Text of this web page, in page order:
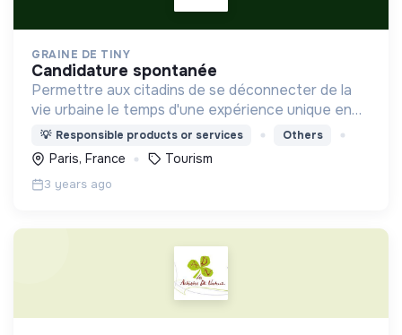
GRAINE DE TINY
candidature spontanée
Permettre aux citadins de se déconnecter de la
vie urbaine le temps d'une expérience unique en
Tiny House au coeur de la nature !
💡 Responsible products or services Others
Paris, France Tourism
3 years ago